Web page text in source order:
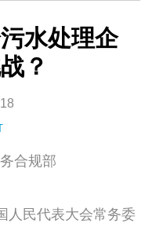
水处理企
？
合规部
人民代表大会常务委